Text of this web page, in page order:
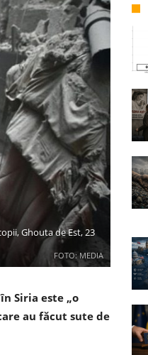
FOTO: MEDIA
Ghouta de Est, 23
Siria este „o
au făcut sute de